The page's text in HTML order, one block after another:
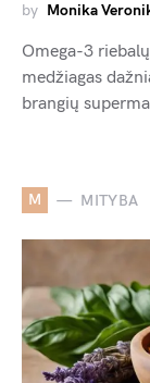
by Monika
Omega-3
medžiagas
brangių
M MITYBA